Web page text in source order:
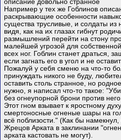
описание довольно странное
Например у тех же Гоблинов
раскрывающие особенности
существа трусливые, и солдаты из
видя, как на их глазах гибнут
размышлений перейти на стону
малейшей угрозой для
всех ног. Гоблин станет драться,
если загнать его в угол и не
Пожалуй у себя сменю на что-то
принуждать никого не буду,
оставить столь странное, но
нужно, я написал что-то такое:
без огнеупорной брони против
Этот гном взывает к яростному
смертоносные огненые шары на
всё поблизости." (Как бы намекнул,
Жрецов Арката в заклинании
арката кастовать не могут).